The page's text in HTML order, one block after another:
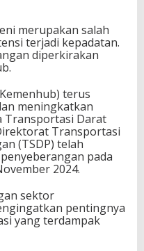
merupakan salah
terjadi kepadatan.
diperkirakan
terus
meningkatkan
Transportasi Darat
Transportasi
(TSDP) telah
pada
2024.
sektor
pentingnya
yang terdampak